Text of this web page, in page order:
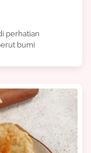
perhatian
bumi